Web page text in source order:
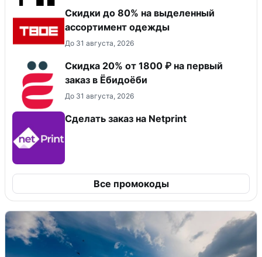
Скидки до 80% на выделенный
ассортимент одежды
До 31 августа, 2026
Скидка 20% от 1800 ₽ на первый
заказ в Ёбидоёби
До 31 августа, 2026
Сделать заказ на Netprint
Все промокоды